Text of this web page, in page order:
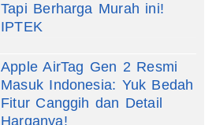
Tapi Berharga Murah ini!
IPTEK
Apple AirTag Gen 2 Resmi
Masuk Indonesia: Yuk Bedah
Fitur Canggih dan Detail
Harganya!